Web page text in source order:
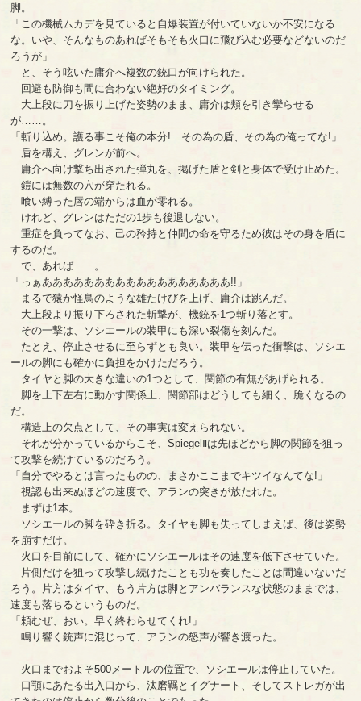
脚。
「この機械ムカデを見ていると自爆装置が付いていないか不安になる
な。いや、そんなものあればそもそも火口に飛び込む必要などないのだ
ろうが」
と、そう呟いた庸介へ複数の銃口が向けられた。
回避も防御も間に合わない絶好のタイミング。
大上段に刀を振り上げた姿勢のまま、庸介は頬を引き攣らせる
が……。
「斬り込め。護る事こそ俺の本分! その為の盾、その為の俺ってな!」
盾を構え、グレンが前へ。
庸介へ向け撃ち出された弾丸を、掲げた盾と剣と身体で受け止めた。
鎧には無数の穴が穿たれる。
喰い縛った唇の端からは血が零れる。
けれど、グレンはただの1歩も後退しない。
重症を負ってなお、己の矜持と仲間の命を守るため彼はその身を盾に
するのだ。
で、あれば……。
「っぁああああああああああああああああああ!!」
まるで猿か怪鳥のような雄たけびを上げ、庸介は跳んだ。
大上段より振り下ろされた斬撃が、機銃を1つ斬り落とす。
その一撃は、ソシエールの装甲にも深い裂傷を刻んだ。
たとえ、停止させるに至らずとも良い。装甲を伝った衝撃は、ソシエ
ールの脚にも確かに負担をかけただろう。
タイヤと脚の大きな違いの1つとして、関節の有無があげられる。
脚を上下左右に動かす関係上、関節部はどうしても細く、脆くなるの
だ。
構造上の欠点として、その事実は変えられない。
それが分かっているからこそ、SpiegelⅡは先ほどから脚の関節を狙っ
て攻撃を続けているのだろう。
「自分でやるとは言ったものの、まさかここまでキツイなんてな!」
視認も出来ぬほどの速度で、アランの突きが放たれた。
まずは1本。
ソシエールの脚を砕き折る。タイヤも脚も失ってしまえば、後は姿勢
を崩すだけ。
火口を目前にして、確かにソシエールはその速度を低下させていた。
片側だけを狙って攻撃し続けたことも功を奏したことは間違いないだ
ろう。片方はタイヤ、もう片方は脚とアンバランスな状態のままでは、
速度も落ちるというものだ。
「頼むぜ、おい。早く終わらせてくれ!」
鳴り響く銃声に混じって、アランの怒声が響き渡った。
火口までおよそ500メートルの位置で、ソシエールは停止していた。
口顎にあたる出入口から、汰磨羈とイグナート、そしてストレガが出